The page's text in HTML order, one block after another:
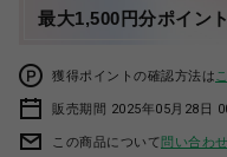
最大1,500円分ポイン
獲得ポイントの確認方法は
販売期間 2025年05月28日
この商品について問い合わ